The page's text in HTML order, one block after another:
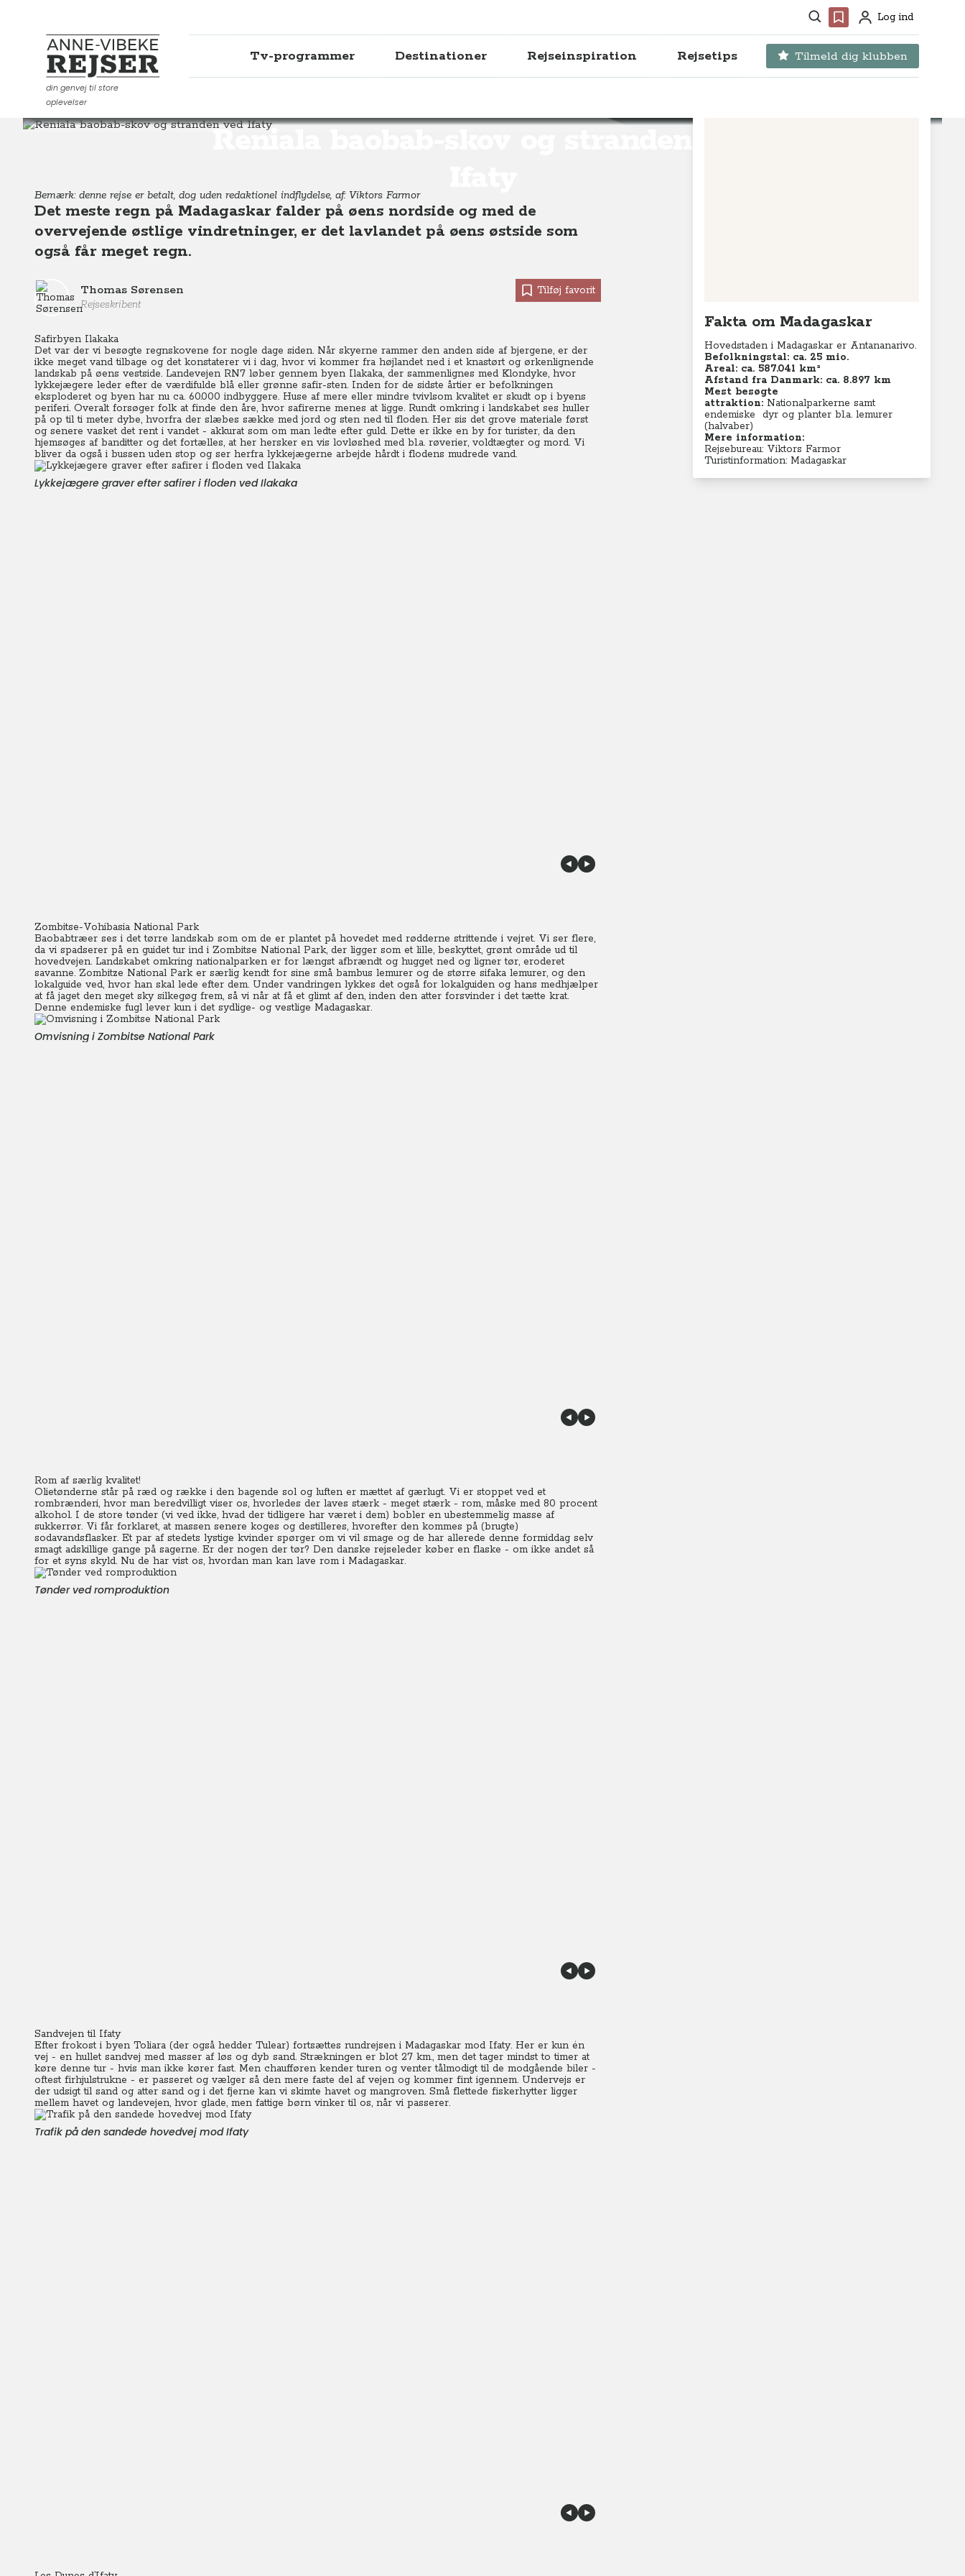
Søg Favoritter
ProfilLog ind
Anne-Vibeke Rejser
din genvej til store
oplevelser
Tv-programmer Destinationer Rejseinspiration Rejsetips Tilmeld dig klubben
Reniala baobab-skov og stranden ved
Destinationer
Bemærk: denne rejse er betalt, dog uden redaktionel indflydelse, af: Viktors Farmor
Det meste regn på Madagaskar falder på øens nordside og med de
overvejende østlige vindretninger, er det lavlandet på øens østside som
også får meget regn.
Thomas Sørensen
Rejseskribent
Tilføj favorit
Safirbyen Ilakaka
Det var der vi besøgte regnskovene for nogle dage siden. Når skyerne rammer den anden side af bjergene, er der
ikke meget vand tilbage og det konstaterer vi i dag, hvor vi kommer fra højlandet ned i et knastørt og ørkenlignende
landskab på øens vestside. Landevejen RN7 løber gennem byen Ilakaka, der sammenlignes med Klondyke, hvor
lykkejægere leder efter de værdifulde blå eller grønne safir-sten. Inden for de sidste årtier er befolkningen
eksploderet og byen har nu ca. 60.000 indbyggere. Huse af mere eller mindre tvivlsom kvalitet er skudt op i byens
periferi. Overalt forsøger folk at finde den åre, hvor safirerne menes at ligge. Rundt omkring i landskabet ses huller
på op til ti meter dybe, hvorfra der slæbes sække med jord og sten ned til floden. Her sis det grove materiale først
og senere vasket det rent i vandet - akkurat som om man ledte efter guld. Dette er ikke en by for turister, da den
hjemsøges af banditter og det fortælles, at her hersker en vis lovløshed med bl.a. røverier, voldtægter og mord. Vi
bliver da også i bussen uden stop og ser herfra lykkejægerne arbejde hårdt i flodens mudrede vand.
Lykkejægere graver efter safirer i floden ved Ilakaka
Zombitse-Vohibasia National Park
Baobabtræer ses i det tørre landskab som om de er plantet på hovedet med rødderne strittende i vejret. Vi ser flere,
da vi spadserer på en guidet tur ind i Zombitse National Park, der ligger som et lille, beskyttet, grønt område ud til
hovedvejen. Landskabet omkring nationalparken er for længst afbrændt og hugget ned og ligner tør, eroderet
savanne. Zombitze National Park er særlig kendt for sine små bambus lemurer og de større sifaka lemurer, og den
lokalguide ved, hvor han skal lede efter dem. Under vandringen lykkes det også for lokalguiden og hans medhjælper
at få jaget den meget sky silkegøg frem, så vi når at få et glimt af den, inden den atter forsvinder i det tætte krat.
Denne endemiske fugl lever kun i det sydlige- og vestlige Madagaskar.
Omvisning i Zombitse National Park
Rom af særlig kvalitet!
Olietønderne står på ræd og række i den bagende sol og luften er mættet af gærlugt. Vi er stoppet ved et
rombrænderi, hvor man beredvilligt viser os, hvorledes der laves stærk - meget stærk - rom, måske med 80 procent
alkohol. I de store tønder (vi ved ikke, hvad der tidligere har været i dem) bobler en ubestemmelig masse af
sukkerrør. Vi får forklaret, at massen senere koges og destilleres, hvorefter den kommes på (brugte)
sodavandsflasker. Et par af stedets lystige kvinder spørger om vi vil smage og de har allerede denne formiddag selv
smagt adskillige gange på sagerne. Er der nogen der tør? Den danske rejseleder køber en flaske - om ikke andet så
for et syns skyld. Nu de har vist os, hvordan man kan lave rom i Madagaskar.
Tønder ved romproduktion
Sandvejen til Ifaty
Efter frokost i byen Toliara (der også hedder Tulear) fortsættes rundrejsen i Madagaskar mod Ifaty. Her er kun én
vej - en hullet sandvej med masser af løs og dyb sand. Strækningen er blot 27 km., men det tager mindst to timer at
køre denne tur - hvis man ikke kører fast. Men chaufføren kender turen og venter tålmodigt til de modgående biler -
oftest firhjulstrukne - er passeret og vælger så den mere faste del af vejen og kommer fint igennem. Undervejs er
der udsigt til sand og atter sand og i det fjerne kan vi skimte havet og mangroven. Små flettede fiskerhytter ligger
mellem havet og landevejen, hvor glade, men fattige børn vinker til os, når vi passerer.
Trafik på den sandede hovedvej mod Ifaty
Fakta om Madagaskar
Hovedstaden i Madagaskar er Antananarivo.
Befolkningstal: ca. 25 mio.
Areal: ca. 587.041 km²
Afstand fra Danmark: ca. 8.897 km
Mest besøgte
attraktion: Nationalparkerne samt
endemiske dyr og planter bl.a. lemurer
(halvaber)
Mere information:
Rejsebureau: Viktors Farmor
Turistinformation: Madagaskar